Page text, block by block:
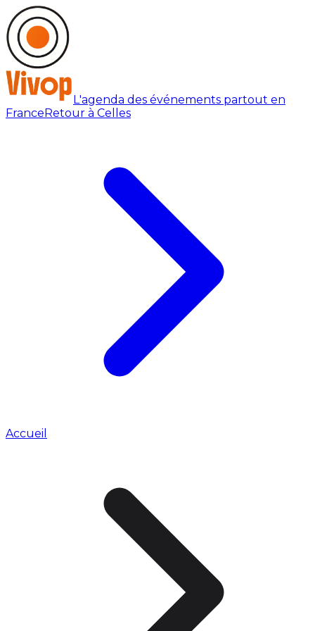
L'agenda des événements partout en
FranceRetour à Celles
Accueil